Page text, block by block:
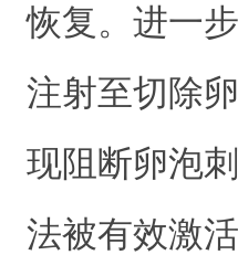
恢复。进一
注射至切除
现阻断卵泡
法被有效激